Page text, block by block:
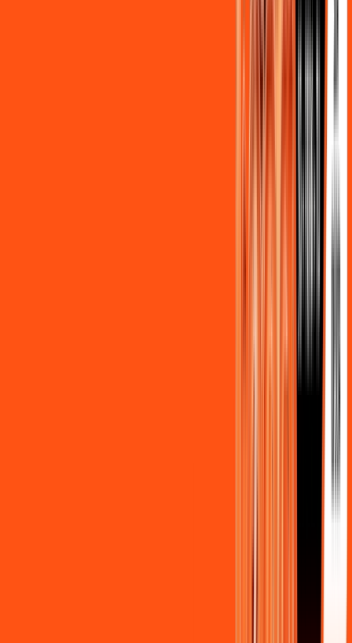
A internet da Ligga em Matelândia é muito rápida para você